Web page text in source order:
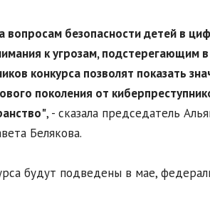
безопасности детей в
к угрозам, подстерегающим
конкурса позволят показать
поколения от
, - сказала председатель
Белякова.
будут подведены в мае,